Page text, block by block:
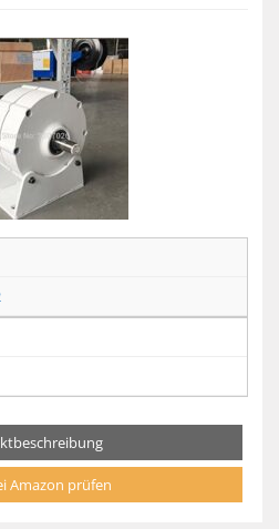
Amazon prüfen